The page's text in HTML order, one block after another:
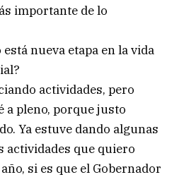
importante de lo
nueva etapa en la vida
actividades, pero
a pleno, porque justo
Ya estuve dando algunas
actividades que quiero
si es que el Gobernador